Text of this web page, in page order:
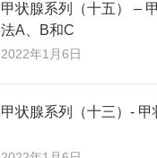
甲状腺系列（十五） –
法A、B和C
2022年1月6日
甲状腺系列（十三）- 甲